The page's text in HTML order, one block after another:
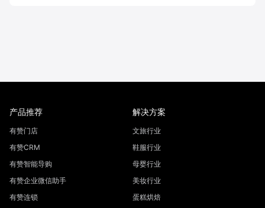
产品推荐
有赞门店
有赞CRM
有赞智能导购
有赞企业微信助手
有赞连锁
解决方案
文旅行业
鞋服行业
母婴行业
美妆行业
蛋糕烘焙